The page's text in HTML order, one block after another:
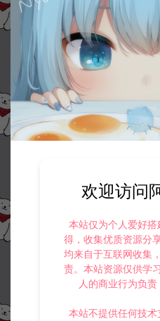
欢迎访问
本站仅为个人爱好
得，收集优质资源分
均来自于互联网收集
责。本站资源仅供学
人的商业行为负责
本站不提供任何技